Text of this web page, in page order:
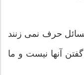
حرف نمی زنند
آنها نیست و ما